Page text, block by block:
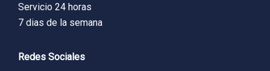
Servicio 24 horas
7 dias de la semana
Redes Sociales